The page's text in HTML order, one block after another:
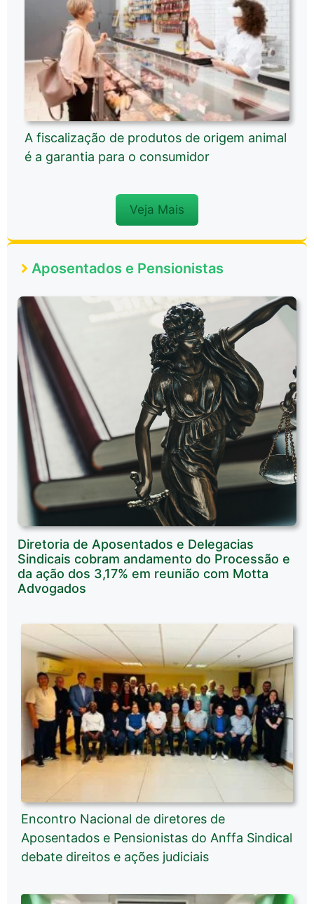
A fiscalização de produtos de origem animal
é a garantia para o consumidor
Veja Mais
Aposentados e Pensionistas
Diretoria de Aposentados e Delegacias
Sindicais cobram andamento do Processão e
da ação dos 3,17% em reunião com Motta
Advogados
Encontro Nacional de diretores de
Aposentados e Pensionistas do Anffa Sindical
debate direitos e ações judiciais